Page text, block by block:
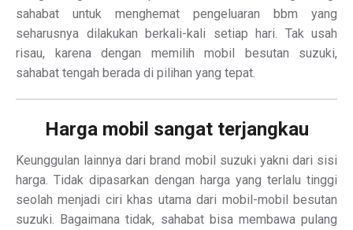
sahabat untuk menghemat pengeluaran bbm yang
seharusnya dilakukan berkali-kali setiap hari. Tak usah
risau, karena dengan memilih mobil besutan suzuki,
sahabat tengah berada di pilihan yang tepat.
Harga mobil sangat terjangkau
Keunggulan lainnya dari brand mobil suzuki yakni dari sisi
harga. Tidak dipasarkan dengan harga yang terlalu tinggi
seolah menjadi ciri khas utama dari mobil-mobil besutan
suzuki. Bagaimana tidak, sahabat bisa membawa pulang